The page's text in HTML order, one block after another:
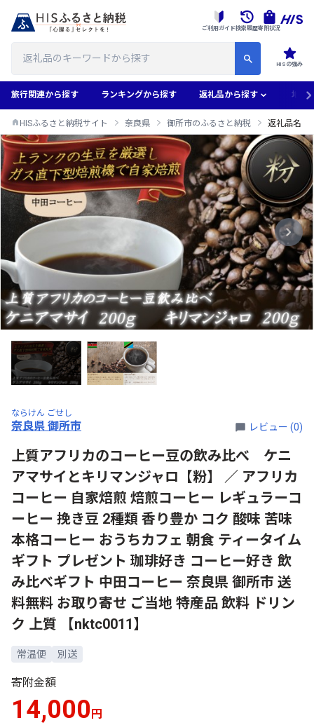
HISの強み
ご利用ガイド検索履歴寄附状況
旅行関連から探す ランキングから探す 返礼品から探す 地域
HISふるさと納税サイト 奈良県 御所市のふるさと納税 返礼品名
ならけん ごせし
奈良県 御所市 レビュー (0)
上質アフリカのコーヒー豆の飲み比べ ケニ
アマサイとキリマンジャロ【粉】 ／ アフリカ
コーヒー 自家焙煎 焙煎コーヒー レギュラーコ
ーヒー 挽き豆 2種類 香り豊か コク 酸味 苦味
本格コーヒー おうちカフェ 朝食 ティータイム
ギフト プレゼント 珈琲好き コーヒー好き 飲
み比べギフト 中田コーヒー 奈良県 御所市 送
料無料 お取り寄せ ご当地 特産品 飲料 ドリン
ク 上質 【nktc0011】
常温便 別送
寄附金額
14,000 円